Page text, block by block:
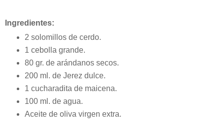
Ingredientes:
2 solomillos de cerdo.
1 cebolla grande.
80 gr. de arándanos secos.
200 ml. de Jerez dulce.
1 cucharadita de maicena.
100 ml. de agua.
Aceite de oliva virgen extra.